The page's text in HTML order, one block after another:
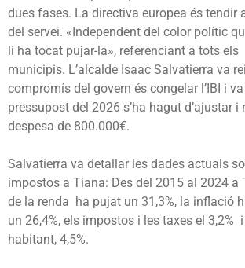
dues fases. La directiva europea és tendir
del servei. «Independent del color polític
li ha tocat pujar-la», referenciant a tots els
municipis. L’alcalde Isaac Salvatierra va
compromís del govern és congelar l’IBI i
pressupost del 2026 s’ha hagut d’ajustar i
despesa de 800.000€.
Salvatierra va detallar les dades actuals
impostos a Tiana: Des del 2015 al 2024 a
de la renda ha pujat un 31,3%, la inflació
un 26,4%, els impostos i les taxes el 3,2% i
habitant, 4,5%.